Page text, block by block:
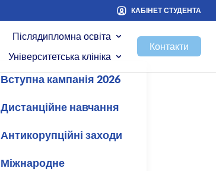
КАБІНЕТ СТУДЕНТА
Післядипломна освіта
Університетська клініка
Контакти
Вступна кампанія 2026
Дистанційне навчання
Антикорупційні заходи
Міжнародне